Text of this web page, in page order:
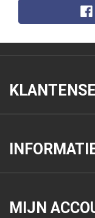
MIJN